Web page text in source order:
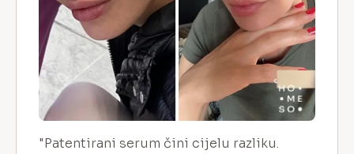
"Patentirani serum čini cijelu razliku.